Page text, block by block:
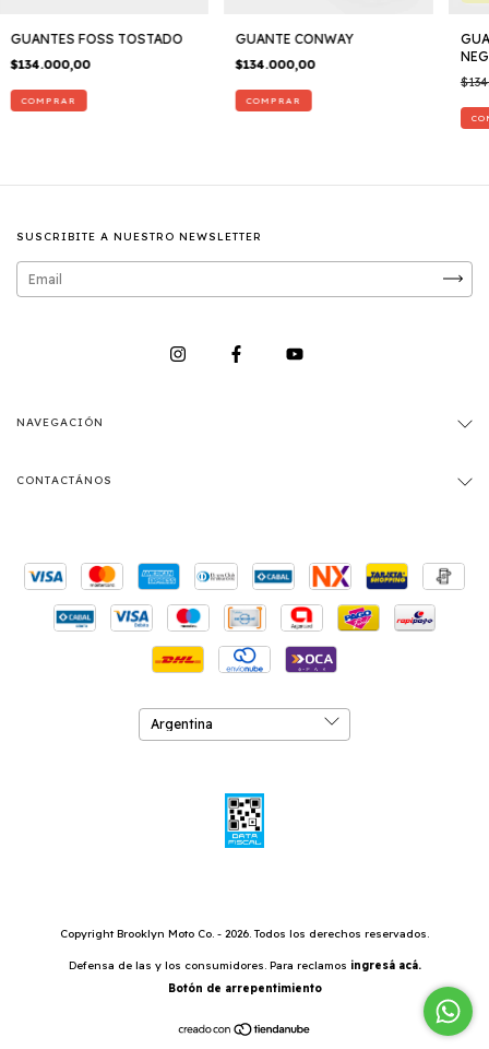
GUANTES FOSS TOSTADO
$134.000,00
COMPRAR
GUANTE CONWAY
$134.000,00
COMPRAR
SUSCRIBITE A NUESTRO NEWSLETTER
NAVEGACIÓN
CONTACTÁNOS
Copyright Brooklyn Moto Co. - 2026. Todos los derechos reservados.
Defensa de las y los consumidores. Para reclamos ingresá acá.
Botón de arrepentimiento